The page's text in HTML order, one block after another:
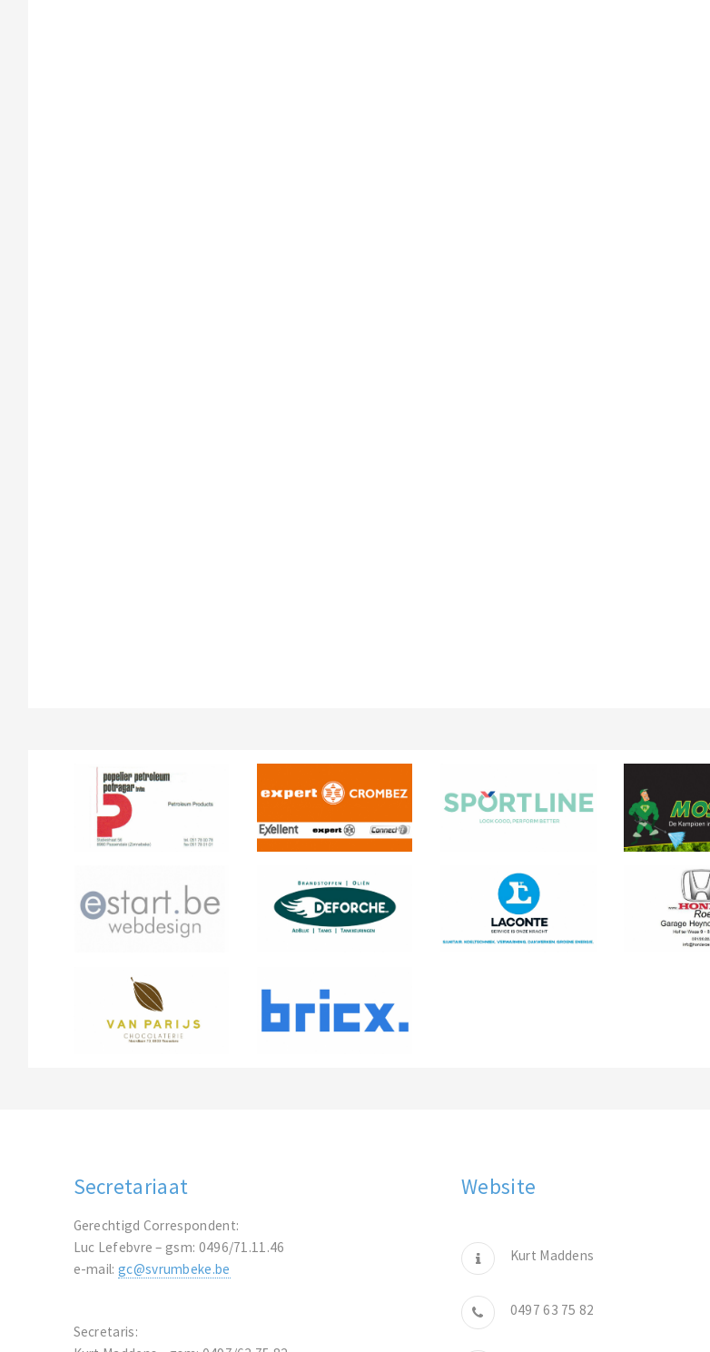
Secretariaat
Gerechtigd Correspondent:
Luc Lefebvre – gsm: 0496/71.11.46
e-mail: gc@svrumbeke.be
Secretaris:
Website
Kurt Maddens
0497 63 75 82